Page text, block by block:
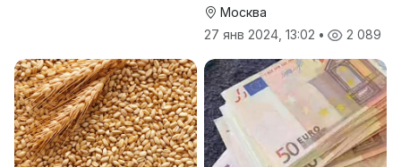
Москва
27 янв 2024, 13:02 • 2 089